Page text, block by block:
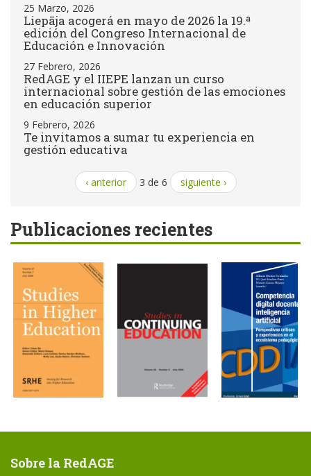
25 Marzo, 2026
Liepāja acogerá en mayo de 2026 la 19.ª
edición del Congreso Internacional de
Educación e Innovación
27 Febrero, 2026
RedAGE y el IIEPE lanzan un curso
internacional sobre gestión de las emociones
en educación superior
9 Febrero, 2026
Te invitamos a sumar tu experiencia en
gestión educativa
‹ anterior 3 de 6 siguiente ›
Publicaciones recientes
Sobre la RedAGE